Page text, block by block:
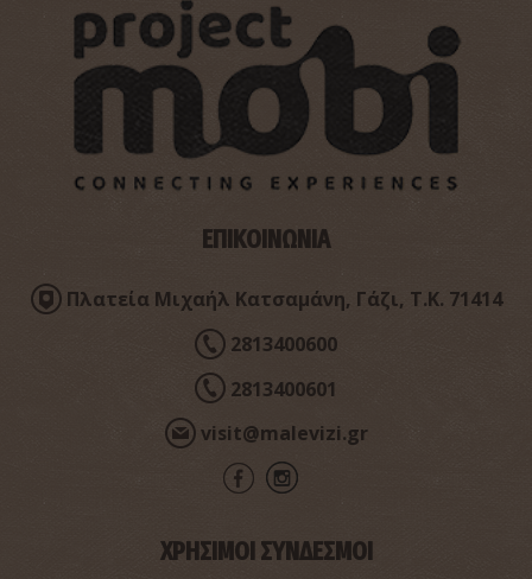
Χοντρό Χαράκι στις ΚορφέςΕΠΙΚΟΙΝΩΝΙΑ
Πλατεία Μιχαήλ Κατσαμάνη, Γάζι, Τ.Κ. 71414
2813400600
2813400601
visit@malevizi.gr
ΧΡΗΣΙΜΟΙ ΣΥΝΔΕΣΜΟΙ